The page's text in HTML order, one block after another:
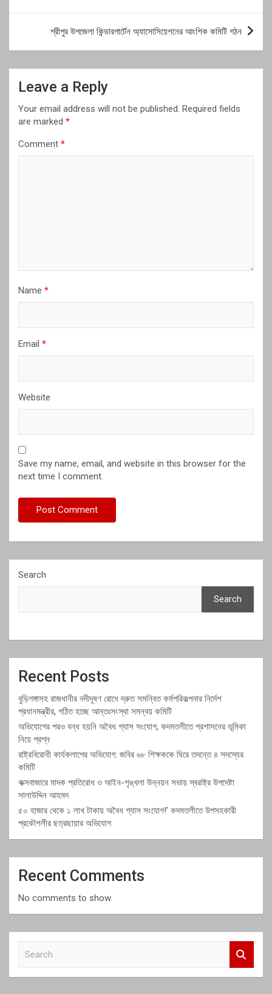
শ্রীপুর উপজেলা কিন্ডারগার্টেন অ্যাসোসিয়েশনের আংশিক কমিটি গঠন
Leave a Reply
Your email address will not be published. Required fields
are marked *
Comment *
Name *
Email *
Website
Save my name, email, and website in this browser for the
next time I comment.
Search
Search
Recent Posts
বুড়িগঙ্গাসহ রাজধানীর নদীদূষণ রোধে দ্রুত সমন্বিত কর্মপরিকল্পনার নির্দেশ
প্রধানমন্ত্রীর, গঠিত হচ্ছে আন্তঃসংস্থা সমন্বয় কমিটি
অভিযোগের পরও বন্ধ হয়নি অবৈধ গ্যাস সংযোগ, কদমতলীতে প্রশাসনের ভূমিকা
নিয়ে প্রশ্ন
রাষ্ট্রবিরোধী কার্যকলাপের অভিযোগ: জবির ৬৮ শিক্ষককে ঘিরে তদন্তে ৪ সদস্যের
কমিটি
কক্সবাজারে মাদক প্রতিরোধ ও আইন-শৃঙ্খলা উন্নয়ন সভায় স্বরাষ্ট্র উপদেষ্টা
সালাউদ্দিন আহমদ
৫০ হাজার থেকে ১ লাখ টাকায় অবৈধ গ্যাস সংযোগ!’ কদমতলীতে উপসহকারী
প্রকৌশলীর ছত্রছায়ার অভিযোগ
Recent Comments
No comments to show.